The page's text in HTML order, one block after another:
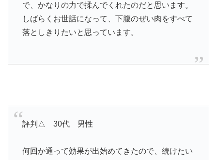
で、かなりの力で揉んでくれたのだと思います。
しばらくお世話になって、下腹のぜい肉をすべて
落としきりたいと思っています。
評判△ 30代 男性
何回か通って効果が出始めてきたので、続けたい